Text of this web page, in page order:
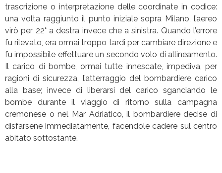
trascrizione o interpretazione delle coordinate in codice:
una volta raggiunto il punto iniziale sopra Milano, l’aereo
virò per 22° a destra invece che a sinistra. Quando l’errore
fu rilevato, era ormai troppo tardi per cambiare direzione e
fu impossibile effettuare un secondo volo di allineamento.
Il carico di bombe, ormai tutte innescate, impediva, per
ragioni di sicurezza, l’atterraggio del bombardiere carico
alla base; invece di liberarsi del carico sganciando le
bombe durante il viaggio di ritorno sulla campagna
cremonese o nel Mar Adriatico, il bombardiere decise di
disfarsene immediatamente, facendole cadere sul centro
abitato sottostante.